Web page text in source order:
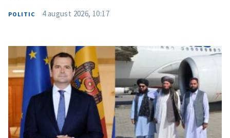
POLITIC 4 august 2026, 10:17